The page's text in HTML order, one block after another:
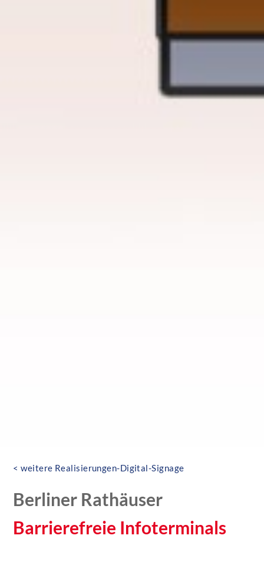
< weitere Realisierungen-Digital-Signage
Berliner Rathäuser
Barrierefreie Infoterminals